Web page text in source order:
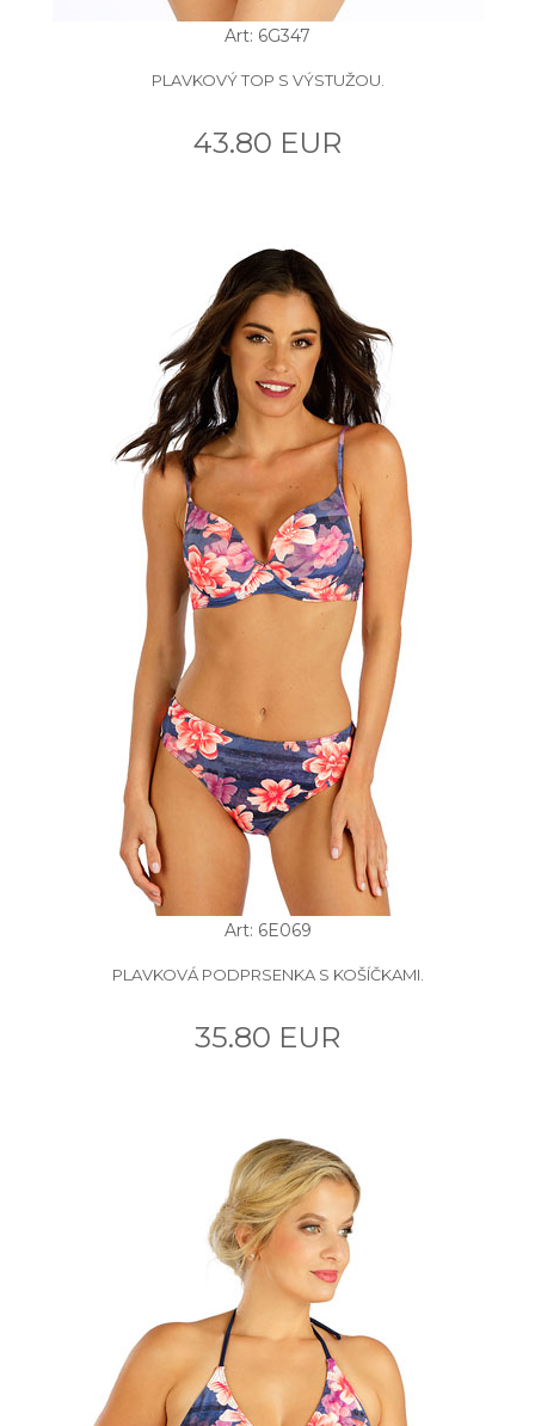
Art: 6G347
PLAVKOVÝ TOP S VÝSTUŽOU.
43.80 EUR
Art: 6E069
PLAVKOVÁ PODPRSENKA S KOŠÍČKAMI.
35.80 EUR